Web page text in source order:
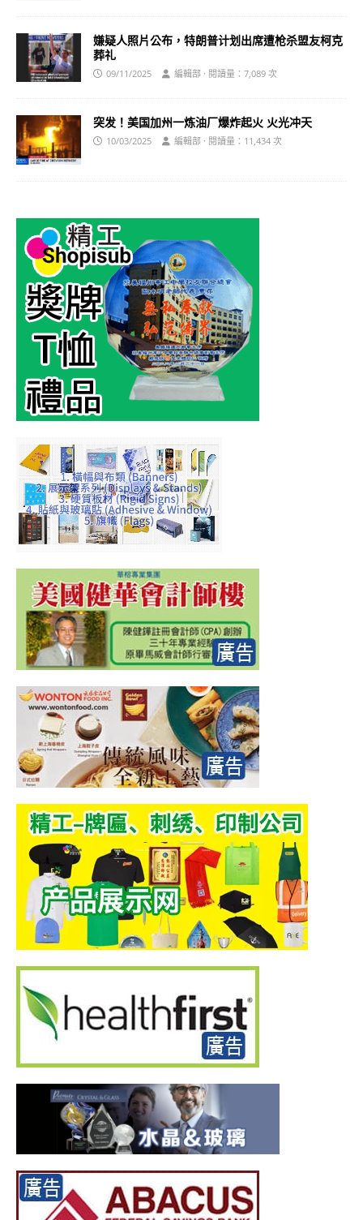
嫌疑人照片公布，特朗普计划出席遭枪杀盟友柯克
葬礼
09/11/2025 編輯部 · 閱讀量：7,089 次
突发！美国加州一炼油厂爆炸起火 火光冲天
10/03/2025 編輯部 · 閱讀量：11,434 次